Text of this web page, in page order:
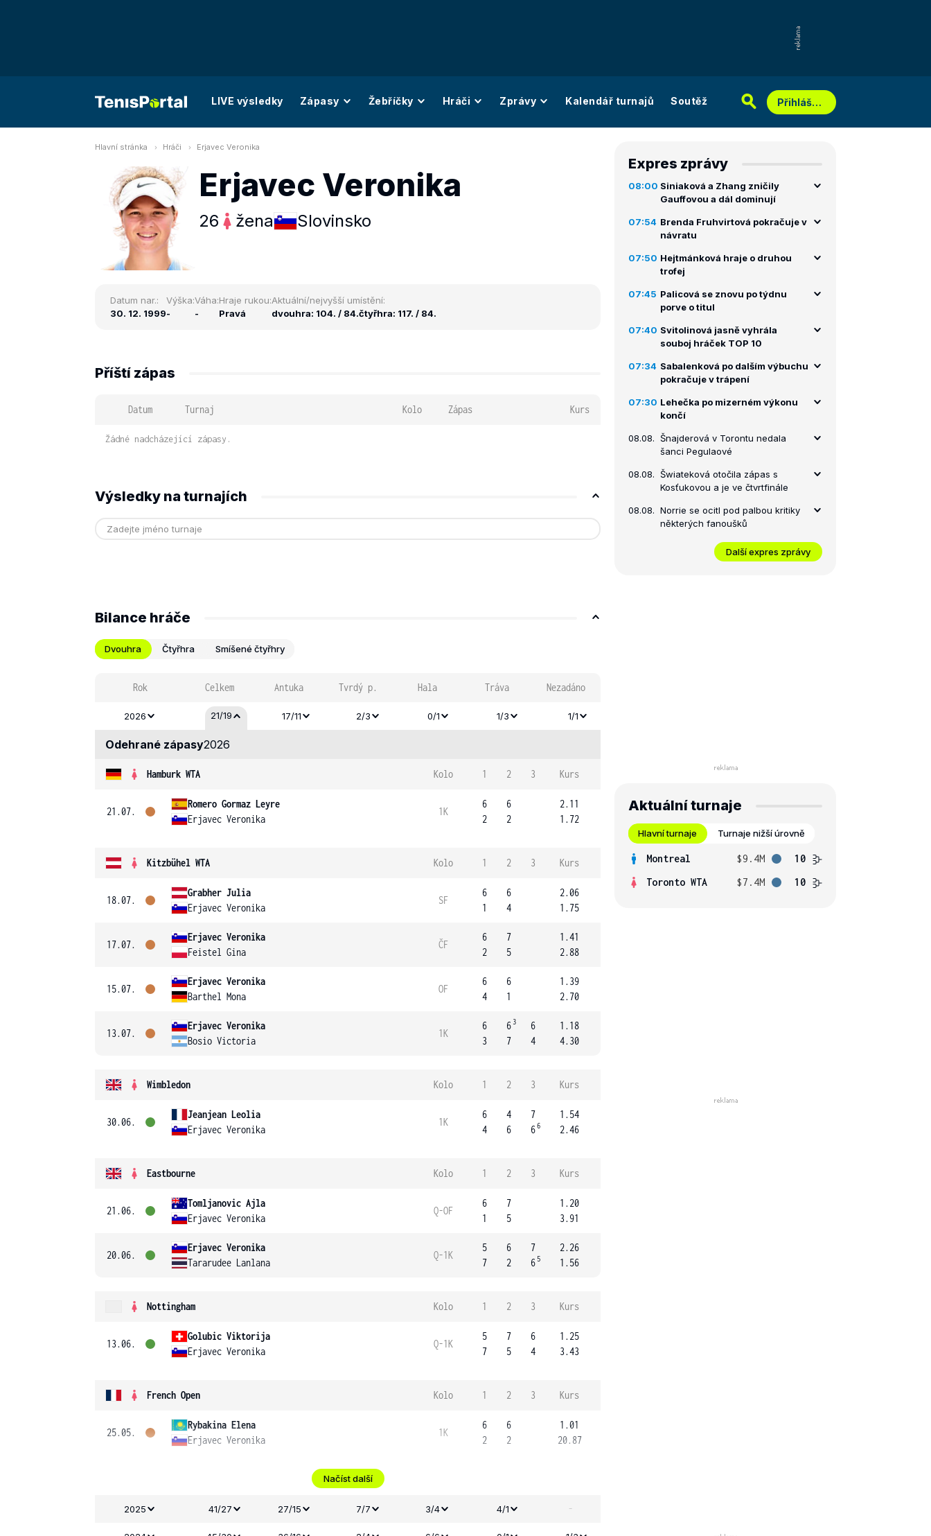
LIVE výsledky Zápasy Žebříčky Hráči Zprávy Kalendář turnajů Soutěž Přihlášení
Hlavní stránka Hráči Erjavec Veronika
Erjavec Veronika
26 žena Slovinsko
Datum nar.:
30. 12. 1999
Výška:
-
Váha:
-
Hraje rukou:
Pravá
Aktuální/nejvyšší umístění:
dvouhra: 104. / 84.čtyřhra: 117. / 84.
Příští zápas
Datum Turnaj Kolo Zápas Kurs
Žádné nadcházející zápasy.
Výsledky na turnajích
Bilance hráče
Dvouhra Čtyřhra Smíšené čtyřhry
Rok Celkem Antuka Tvrdý p. Hala Tráva Nezadáno
2026 21/19 17/11 2/3 0/1 1/3 1/1
Odehrané zápasy2026
Hamburk WTA Kolo 1 2 3 Kurs
21.07.
Romero Gormaz Leyre
Erjavec Veronika
1K
6
2
6
2
2.11
1.72
Kitzbühel WTA Kolo 1 2 3 Kurs
18.07.
Grabher Julia
Erjavec Veronika
SF
6
1
6
4
2.06
1.75
17.07.
Erjavec Veronika
Feistel Gina
ČF
6
2
7
5
1.41
2.88
15.07.
Erjavec Veronika
Barthel Mona
OF
6
4
6
1
1.39
2.70
13.07.
Erjavec Veronika
Bosio Victoria
1K
6
3
6 3
7
6
4
1.18
4.30
Wimbledon Kolo 1 2 3 Kurs
30.06.
Jeanjean Leolia
Erjavec Veronika
1K
6
4
4
6
7
66
1.54
2.46
Eastbourne Kolo 1 2 3 Kurs
21.06.
Tomljanovic Ajla
Erjavec Veronika
Q-OF
6
1
7
5
1.20
3.91
20.06.
Erjavec Veronika
Tararudee Lanlana
Q-1K
5
7
6
2
7
6 5
2.26
1.56
Nottingham Kolo 1 2 3 Kurs
13.06.
Golubic Viktorija
Erjavec Veronika
Q-1K
5
7
7
5
6
4
1.25
3.43
French Open Kolo 1 2 3 Kurs
25.05.
Rybakina Elena
Erjavec Veronika
1K
6
2
6
2
1.01
20.87
Načíst další
2025 41/27 27/15 7/7 3/4 4/1 -
Expres zprávy
08:00 Siniaková a Zhang zničily
Gauffovou a dál dominují
07:54 Brenda Fruhvirtová pokračuje v
návratu
07:50 Hejtmánková hraje o druhou
trofej
07:45 Palicová se znovu po týdnu
porve o titul
07:40 Svitolinová jasně vyhrála
souboj hráček TOP 10
07:34 Sabalenková po dalším výbuchu
pokračuje v trápení
07:30 Lehečka po mizerném výkonu
končí
08.08. Šnajderová v Torontu nedala
šanci Pegulaové
08.08. Šwiateková otočila zápas s
Kosťukovou a je ve čtvrtfinále
08.08. Norrie se ocitl pod palbou kritiky
některých fanoušků
Další expres zprávy
Aktuální turnaje
Hlavní turnaje Turnaje nižší úrovně
Montreal $9.4M
10
Toronto WTA
$7.4M 10